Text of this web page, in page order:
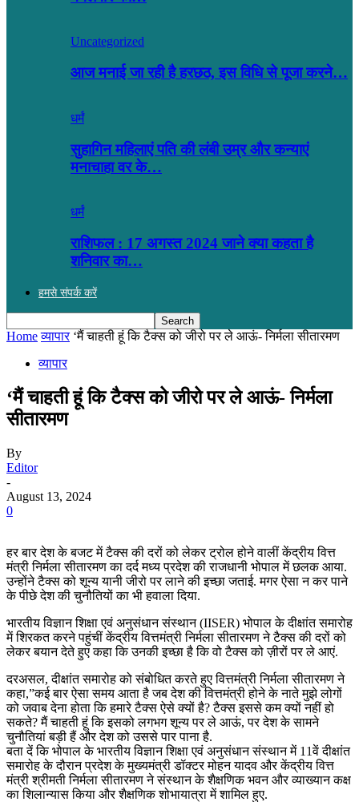
Uncategorized
आज मनाई जा रही है हरछठ, इस विधि से पूजा करने…
धर्मं
सुहागिन महिलाएं पति की लंबी उम्र और कन्याएं
मनाचाहा वर के…
धर्मं
राशिफल : 17 अगस्त 2024 जाने क्या कहता है
शनिवार का…
हमसे संपर्क करें
Home व्यापार ‘मैं चाहती हूं कि टैक्स को जीरो पर ले आऊं- निर्मला सीतारमण
व्यापार
‘मैं चाहती हूं कि टैक्स को जीरो पर ले आऊं- निर्मला
सीतारमण
By
Editor
-
August 13, 2024
0
हर बार देश के बजट में टैक्स की दरों को लेकर ट्रोल होने वालीं केंद्रीय वित्त
मंत्री निर्मला सीतारमण का दर्द मध्य प्रदेश की राजधानी भोपाल में छलक आया.
उन्होंने टैक्स को शून्य यानी जीरो पर लाने की इच्छा जताई. मगर ऐसा न कर पाने
के पीछे देश की चुनौतियों का भी हवाला दिया.
भारतीय विज्ञान शिक्षा एवं अनुसंधान संस्थान (IISER) भोपाल के दीक्षांत समारोह
में शिरकत करने पहुंचीं केंद्रीय वित्तमंत्री निर्मला सीतारमण ने टैक्स की दरों को
लेकर बयान देते हुए कहा कि उनकी इच्छा है कि वो टैक्स को ज़ीरों पर ले आएं.
दरअसल, दीक्षांत समारोह को संबोधित करते हुए वित्तमंत्री निर्मला सीतारमण ने
कहा,”कई बार ऐसा समय आता है जब देश की वित्तमंत्री होने के नाते मुझे लोगों
को जवाब देना होता कि हमारे टैक्स ऐसे क्यों है? टैक्स इससे कम क्यों नहीं हो
सकते? मैं चाहती हूं कि इसको लगभग शून्य पर ले आऊं, पर देश के सामने
चुनौतियां बड़ी हैं और देश को उससे पार पाना है.
बता दें कि भोपाल के भारतीय विज्ञान शिक्षा एवं अनुसंधान संस्थान में 11वें दीक्षांत
समारोह के दौरान प्रदेश के मुख्यमंत्री डॉक्टर मोहन यादव और केंद्रीय वित्त
मंत्री श्रीमती निर्मला सीतारमण ने संस्थान के शैक्षणिक भवन और व्याख्यान कक्ष
का शिलान्यास किया और शैक्षणिक शोभायात्रा में शामिल हुए.